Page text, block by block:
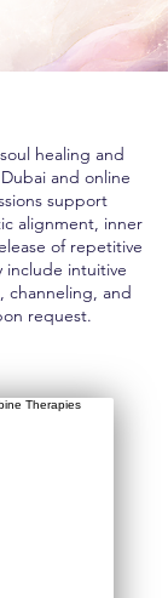
healing and
and online
support
alignment, inner
of repetitive
include intuitive
channeling, and
request.